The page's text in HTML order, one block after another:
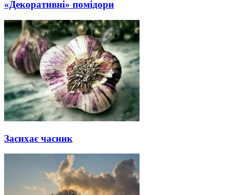
«Декоративні» помідори
Засихає часник